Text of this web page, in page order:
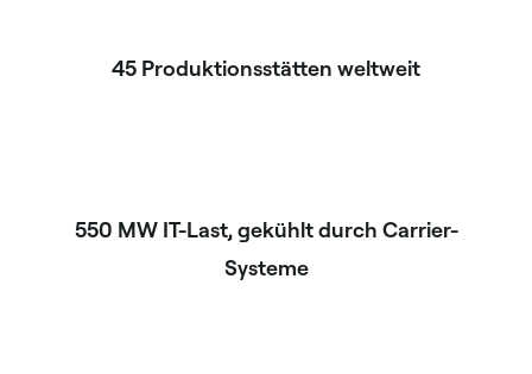
45 Produktionsstätten weltweit
550 MW IT-Last, gekühlt durch Carrier-
Systeme